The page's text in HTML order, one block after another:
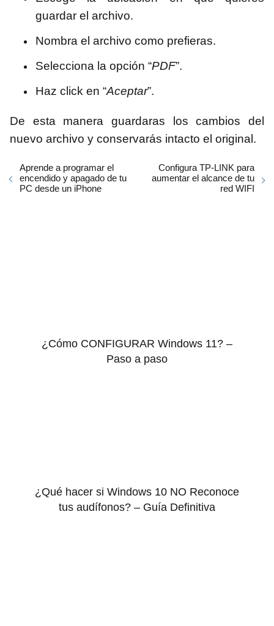
guardar el archivo.
Nombra el archivo como prefieras.
Selecciona la opción “PDF”.
Haz click en “Aceptar”.
De esta manera guardaras los cambios del
nuevo archivo y conservarás intacto el original.
Aprende a programar el
encendido y apagado de tu
PC desde un iPhone
Configura TP-LINK para
aumentar el alcance de tu
red WIFI
¿Cómo CONFIGURAR Windows 11? –
Paso a paso
¿Qué hacer si Windows 10 NO Reconoce
tus audífonos? – Guía Definitiva